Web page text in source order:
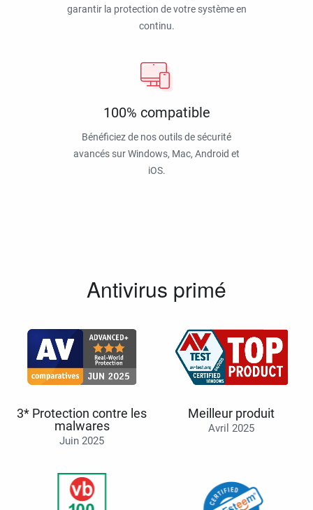
garantir la protection de votre système en
continu.
100% compatible
Bénéficiez de nos outils de sécurité
avancés sur Windows, Mac, Android et
iOS.
Antivirus primé
3* Protection contre les
malwares
Juin 2025
Meilleur produit
Avril 2025